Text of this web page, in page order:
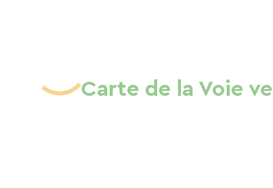
Carte de la Voie